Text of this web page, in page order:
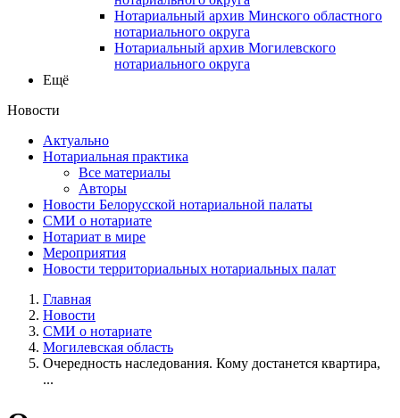
Нотариальный архив Минского областного
нотариального округа
Нотариальный архив Могилевского
нотариального округа
Ещё
Новости
Актуально
Нотариальная практика
Все материалы
Авторы
Новости Белорусской нотариальной палаты
СМИ о нотариате
Нотариат в мире
Мероприятия
Новости территориальных нотариальных палат
Главная
Новости
СМИ о нотариате
Могилевская область
Очередность наследования. Кому достанется квартира,
...